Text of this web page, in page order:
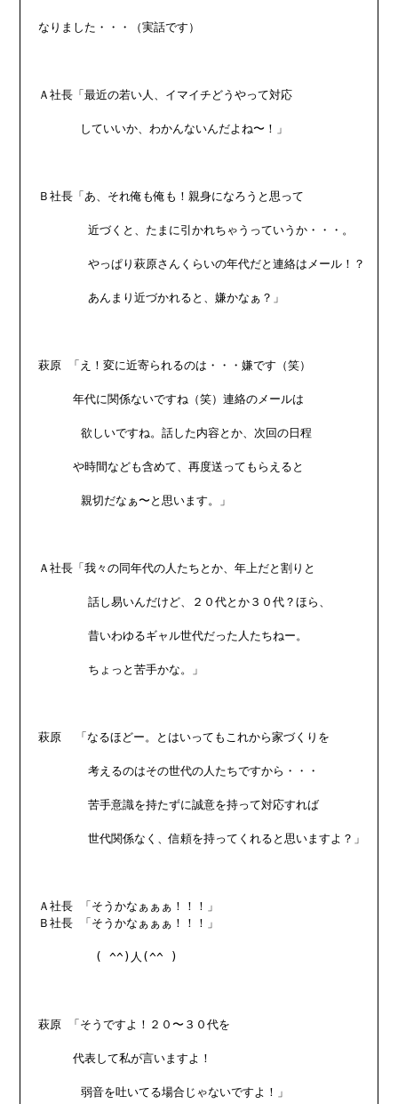
なりました・・・（実話です）
Ａ社長「最近の若い人、イマイチどうやって対応
していいか、わかんないんだよね〜！」
Ｂ社長「あ、それ俺も俺も！親身になろうと思って
       近づくと、たまに引かれちゃうっていうか・・・。
       やっぱり萩原さんくらいの年代だと連絡はメール！？
       あんまり近づかれると、嫌かなぁ？」
萩原 「え！変に近寄られるのは・・・嫌です（笑）
年代に関係ないですね（笑）連絡のメールは
      欲しいですね。話した内容とか、次回の日程
や時間なども含めて、再度送ってもらえると
      親切だなぁ〜と思います。」
Ａ社長「我々の同年代の人たちとか、年上だと割りと
       話し易いんだけど、２０代とか３０代？ほら、
       昔いわゆるギャル世代だった人たちねー。
       ちょっと苦手かな。」
萩原  「なるほどー。とはいってもこれから家づくりを
       考えるのはその世代の人たちですから・・・
       苦手意識を持たずに誠意を持って対応すれば
       世代関係なく、信頼を持ってくれると思いますよ？」
Ａ社長 「そうかなぁぁぁ！！！」
Ｂ社長 「そうかなぁぁぁ！！！」
        ( ^^)人(^^ )
萩原 「そうですよ！２０〜３０代を
代表して私が言いますよ！
      弱音を吐いてる場合じゃないですよ！」